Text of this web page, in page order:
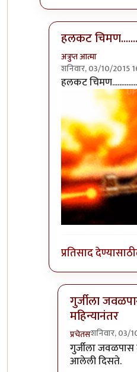
हलकट
अत्रुप्त आत्मा
शनिवार, 03/10/2015
In reply to
हलकट
प्रतिसाद देण्यासाठी
गुर्जीला
महिन्यानंतर
प्रचेतसशनिवार, 03/
In reply to
गुर्जीला
आलेली दिसते.